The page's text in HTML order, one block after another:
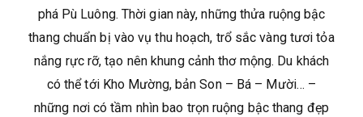
phá Pù Luông. Thời gian này, những thửa ruộng bậc
thang chuẩn bị vào vụ thu hoạch, trổ sắc vàng tươi tỏa
nắng rực rỡ, tạo nên khung cảnh thơ mộng. Du khách
có thể tới Kho Mường, bản Son – Bá – Mười… –
những nơi có tầm nhìn bao trọn ruộng bậc thang đẹp